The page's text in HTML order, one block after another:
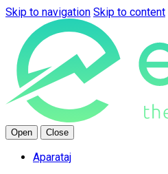
Skip to navigation Skip to content
Open Close
Aparataj